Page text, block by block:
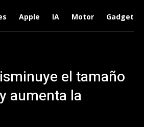
Apple IA Motor Gadgets
el tamaño
aumenta la